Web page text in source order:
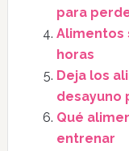
para
Alimentos
horas
Deja los
desayuno
Qué
entrenar